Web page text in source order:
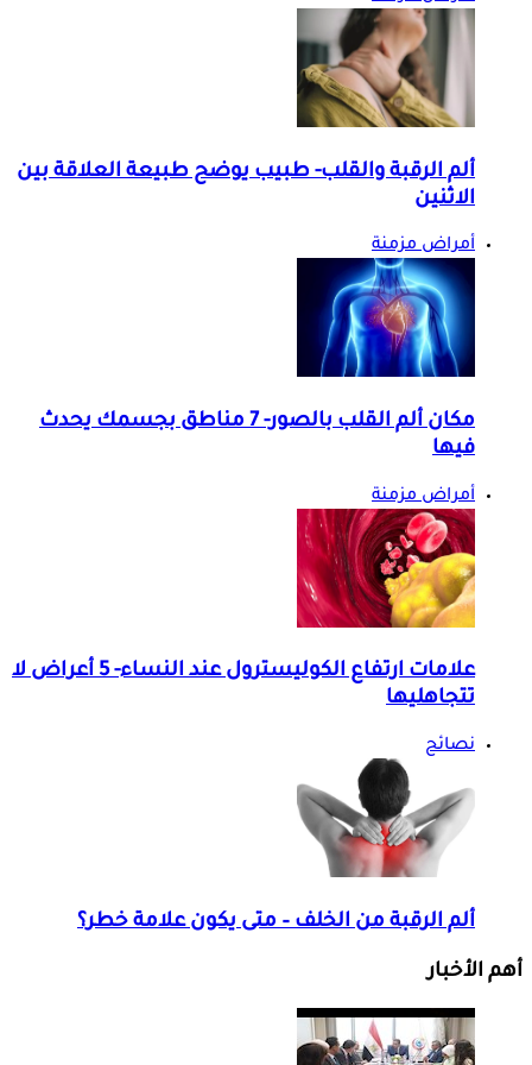
ألم الرقبة والقلب- طبيب يوضح طبيعة العلاقة بين
الاثنين
أمراض مزمنة
مكان ألم القلب بالصور- 7 مناطق بجسمك يحدث
فيها
أمراض مزمنة
علامات ارتفاع الكوليسترول عند النساء- 5 أعراض لا
تتجاهليها
نصائح
ألم الرقبة من الخلف – متى يكون علامة خطر؟
أهم الأخبار